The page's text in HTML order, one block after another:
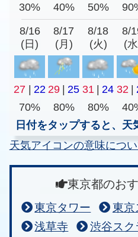
30%
40% 50%
8/16
(日)
8/17
(月)
8/18
(火)
8/
(
27 22 29 25 31 24 32
70%
80% 80%
日付をタップすると、
天気アイコンの意味につ
東京都のお
東京タワー
東京
浅草寺
渋谷スク